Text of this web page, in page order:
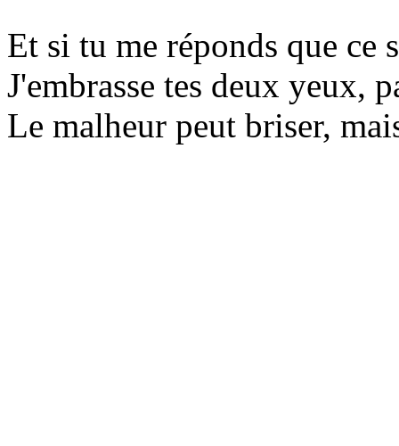
Et si tu me réponds que ce
J'embrasse tes deux yeux,
Le malheur peut briser,